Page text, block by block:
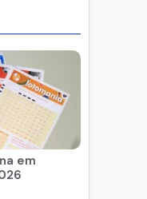
em